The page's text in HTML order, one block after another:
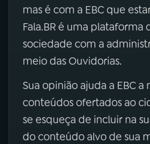
mas é com a EBC que
Fala.BR é uma
sociedade com a
meio das Ouvidorias.
Sua opinião ajuda a EBC
conteúdos ofertados ao
se esqueça de incluir na
do conteúdo alvo de sua